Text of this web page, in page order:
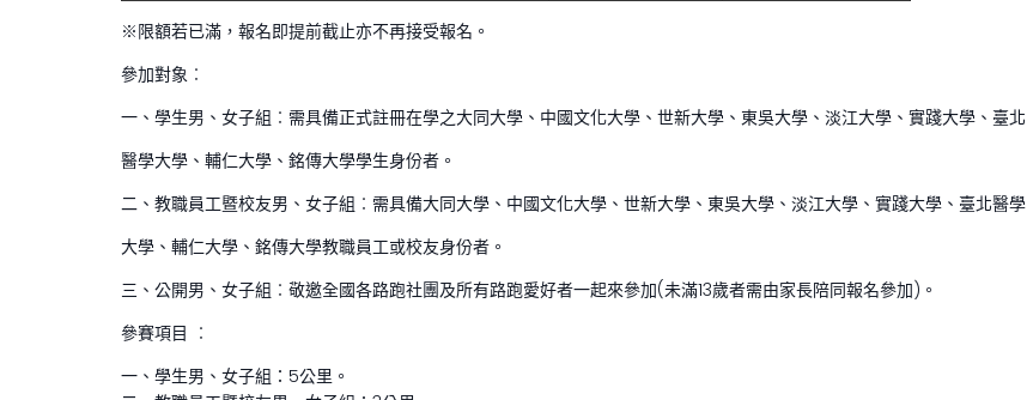
※限額若已滿，報名即提前截止亦不再接受報名。
參加對象︰
一、學生男、女子組︰需具備正式註冊在學之大同大學、中國文化大學、世新大學、東吳大學、淡江大學、實踐大學、臺北
醫學大學、輔仁大學、銘傳大學學生身份者。
二、教職員工暨校友男、女子組︰需具備大同大學、中國文化大學、世新大學、東吳大學、淡江大學、實踐大學、臺北醫學
大學、輔仁大學、銘傳大學教職員工或校友身份者。
三、公開男、女子組︰敬邀全國各路跑社團及所有路跑愛好者一起來參加(未滿13歲者需由家長陪同報名參加)。
參賽項目 ︰
一、學生男、女子組：5公里。